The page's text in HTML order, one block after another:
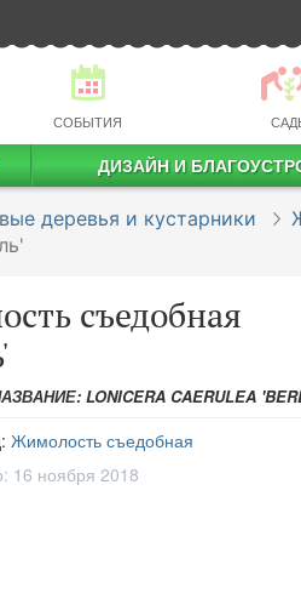
СОБЫТИЯ
ДИЗАЙН И
деревья и кустарники
съедобная
LONICERA CAERULEA
Жимолость съедобная
16 ноября 2018